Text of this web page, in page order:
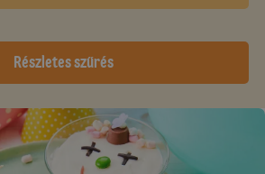
Részletes szűrés